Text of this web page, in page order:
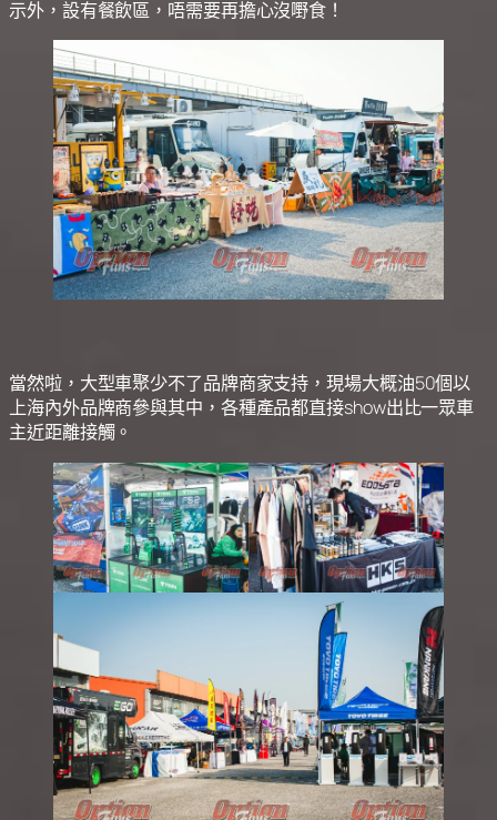
示外，設有餐飲區，唔需要再擔心沒嘢食！
當然啦，大型車聚少不了品牌商家支持，現場大概油50個以
上海內外品牌商參與其中，各種產品都直接show出比一眾車
主近距離接觸。